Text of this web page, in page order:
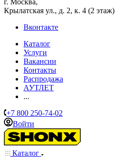
г. Москва,
Крылатская ул., д. 2, к. 4 (2 этаж)
Вконтакте
Каталог
Услуги
Вакансии
Контакты
Распродажа
АУТЛЕТ
...
+7 800 250-74-02
Войти
Каталог